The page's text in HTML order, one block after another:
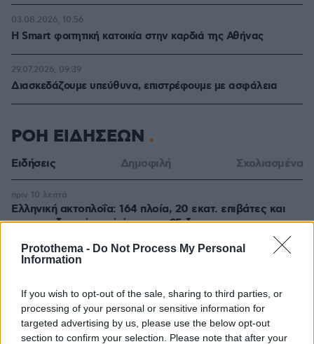
Protothema - Do Not Process My Personal
Information
If you wish to opt-out of the sale, sharing to third parties, or
processing of your personal or sensitive information for
targeted advertising by us, please use the below opt-out
section to confirm your selection. Please note that after your
Η Smart φοιτητική κατοικία στην καρδιά της Αθήνας
03.08.2026, 10:56
Διασκεδάζουμε υπεύθυνα, επιστρέφουμε με ασφάλεια
29.07.2026, 09:39
ΡΟΗ ΕΙΔΗΣΕΩΝ
Ειδήσεις Δημοφιλή Σχολιασμένα
Ελληνική ακτοπλοΐα: 164 πλοία, 20 εκατ. επιβάτες και
χρηματοδοτικό κενό άνω των €5 δισ.
πριν 10 λεπτά
Από την αιμορραγία μέχρι τη δηλητηρίαση: Τι πρέπει να
πριν 18 λεπτά
Το μητρικό γάλα περιέχει πάνω από 1.500 βιοδραστικά
συστατικά – Πώς προστατεύουν το βρέφος
πριν 25 λεπτά